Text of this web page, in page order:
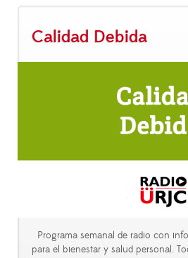
Calidad Debida
Programa semanal de radio con
para el bienestar y salud personal.